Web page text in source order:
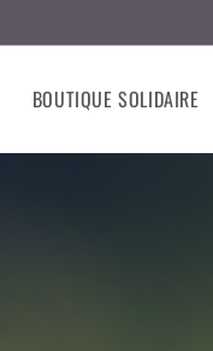
BOUTIQUE SOLIDAIRE